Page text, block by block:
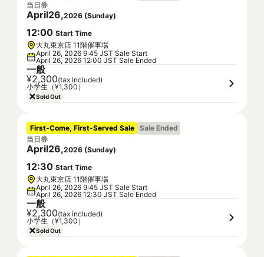
当日券
April26,2026 (Sunday)
12:00 Start Time
大丸東京店 11階催事場
April 26, 2026 9:45 JST Sale Start
April 26, 2026 12:00 JST Sale Ended
一般
¥2,300(tax included)
小学生（¥1,300）
Sold Out
First-Come, First-Served Sale Sale Ended
当日券
April26,2026 (Sunday)
12:30 Start Time
大丸東京店 11階催事場
April 26, 2026 9:45 JST Sale Start
April 26, 2026 12:30 JST Sale Ended
一般
¥2,300(tax included)
小学生（¥1,300）
Sold Out